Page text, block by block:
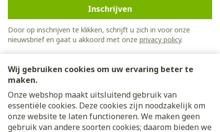
Wij gebruiken cookies om uw ervaring beter te
maken.
Onze webshop maakt uitsluitend gebruik van
essentiële cookies. Deze cookies zijn noodzakelijk om
onze website te laten functioneren. We maken geen
gebruik van andere soorten cookies; daarom bieden we
Inschrijven
Door op inschrijven te klikken, schrijft u zich in voor onze
nieuwsbrief en gaat u akkoord met onze privacy policy.
Juridische links